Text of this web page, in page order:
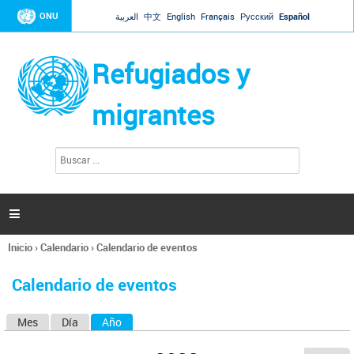
Jump to navigation
ONU العربية 中文 English Français Русский Español
Refugiados y
migrantes
l
s

Se
usted
Inicio›Calendario›Calendario de eventos
Calendario de eventos
Mes Día Año